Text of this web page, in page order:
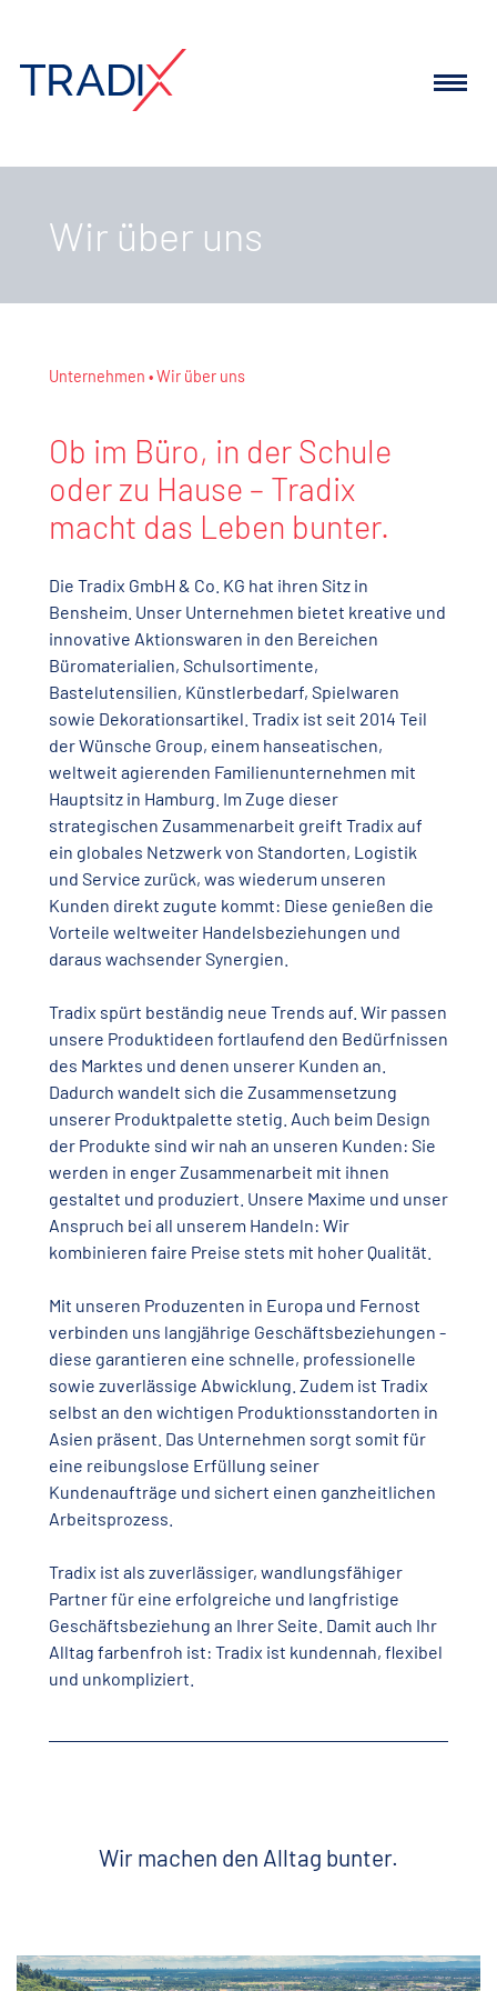
Wir über uns
Unternehmen Wir über uns
Ob im Büro, in der Schule
oder zu Hause – Tradix
macht das Leben bunter.
Die Tradix GmbH & Co. KG hat ihren Sitz in
Bensheim. Unser Unternehmen bietet kreative und
innovative Aktionswaren in den Bereichen
Büromaterialien, Schulsortimente,
Bastelutensilien, Künstlerbedarf, Spielwaren
sowie Dekorationsartikel. Tradix ist seit 2014 Teil
der Wünsche Group, einem hanseatischen,
weltweit agierenden Familienunternehmen mit
Hauptsitz in Hamburg. Im Zuge dieser
strategischen Zusammenarbeit greift Tradix auf
ein globales Netzwerk von Standorten, Logistik
und Service zurück, was wiederum unseren
Kunden direkt zugute kommt: Diese genießen die
Vorteile weltweiter Handelsbeziehungen und
daraus wachsender Synergien.
Tradix spürt beständig neue Trends auf. Wir passen
unsere Produktideen fortlaufend den Bedürfnissen
des Marktes und denen unserer Kunden an.
Dadurch wandelt sich die Zusammensetzung
unserer Produktpalette stetig. Auch beim Design
der Produkte sind wir nah an unseren Kunden: Sie
werden in enger Zusammenarbeit mit ihnen
gestaltet und produziert. Unsere Maxime und unser
Anspruch bei all unserem Handeln: Wir
kombinieren faire Preise stets mit hoher Qualität.
Mit unseren Produzenten in Europa und Fernost
verbinden uns langjährige Geschäftsbeziehungen -
diese garantieren eine schnelle, professionelle
sowie zuverlässige Abwicklung. Zudem ist Tradix
selbst an den wichtigen Produktionsstandorten in
Asien präsent. Das Unternehmen sorgt somit für
eine reibungslose Erfüllung seiner
Kundenaufträge und sichert einen ganzheitlichen
Arbeitsprozess.
Tradix ist als zuverlässiger, wandlungsfähiger
Partner für eine erfolgreiche und langfristige
Geschäftsbeziehung an Ihrer Seite. Damit auch Ihr
Alltag farbenfroh ist: Tradix ist kundennah, flexibel
und unkompliziert.
Wir machen den Alltag bunter.